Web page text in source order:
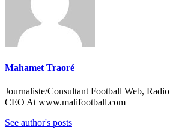
Mahamet Traoré
Journaliste/Consultant Football Web,
CEO At www.malifootball.com
See author's posts